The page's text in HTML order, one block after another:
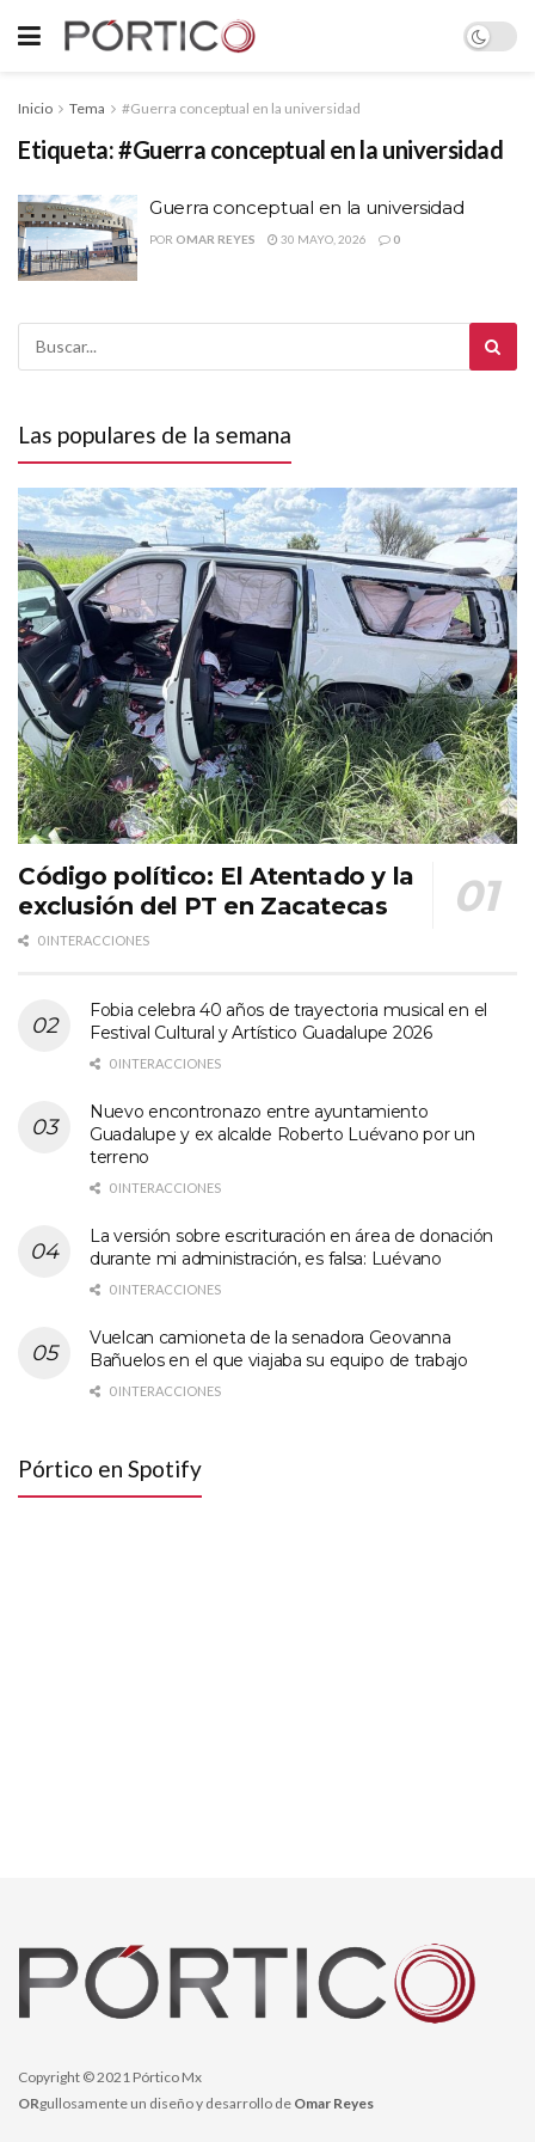
Inicio Tema #Guerra conceptual en la universidad
Etiqueta:#Guerra conceptual en la universidad
Guerra conceptual en la universidad
POR OMAR REYES 30 MAYO, 2026 0
Las populares de la semana
Código político: El Atentado y la
exclusión del PT en Zacatecas
0 INTERACCIONES
Fobia celebra 40 años de trayectoria musical en el
Festival Cultural y Artístico Guadalupe 2026
0 INTERACCIONES
Nuevo encontronazo entre ayuntamiento
Guadalupe y ex alcalde Roberto Luévano por un
terreno
0 INTERACCIONES
La versión sobre escrituración en área de donación
durante mi administración, es falsa: Luévano
0 INTERACCIONES
Vuelcan camioneta de la senadora Geovanna
Bañuelos en el que viajaba su equipo de trabajo
0 INTERACCIONES
Pórtico en Spotify
Copyright © 2021 Pórtico Mx
ORgullosamente un diseño y desarrollo de Omar Reyes